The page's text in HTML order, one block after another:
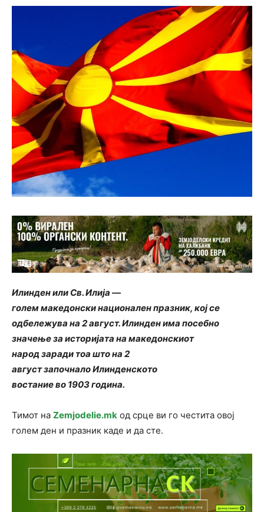
Илинден или Св. Илија —
голем македонски национален празник, кој се
одбележува на 2 август. Илинден има посебно
значење за историјата на македонскиот
народ заради тоа што на 2
август започнало Илинденското
востание во 1903 година.
Тимот на Zemjodelie.mk од срце ви го честита овој
голем ден и празник каде и да сте.